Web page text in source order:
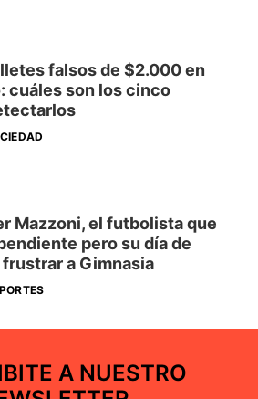
falsos de $2.000 en
cuáles son los cinco
Mazzoni, el futbolista que
pero su día de
a Gimnasia
A NUESTRO